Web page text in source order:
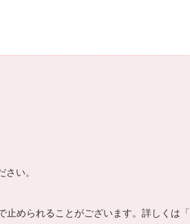
い。
められることがございます。詳しくは「